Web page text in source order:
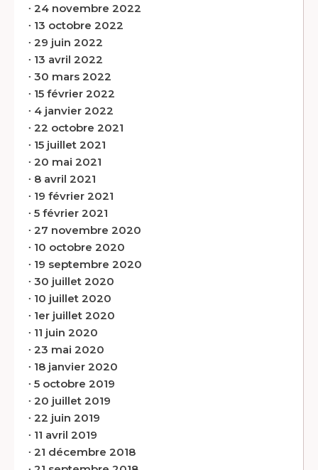
∙ 24 novembre 2022
∙ 13 octobre 2022
∙ 29 juin 2022
∙ 13 avril 2022
∙ 30 mars 2022
∙ 15 février 2022
∙ 4 janvier 2022
∙ 22 octobre 2021
∙ 15 juillet 2021
∙ 20 mai 2021
∙ 8 avril 2021
∙ 19 février 2021
∙ 5 février 2021
∙ 27 novembre 2020
∙ 10 octobre 2020
∙ 19 septembre 2020
∙ 30 juillet 2020
∙ 10 juillet 2020
∙ 1er juillet 2020
∙ 11 juin 2020
∙ 23 mai 2020
∙ 18 janvier 2020
∙ 5 octobre 2019
∙ 20 juillet 2019
∙ 22 juin 2019
∙ 11 avril 2019
∙ 21 décembre 2018